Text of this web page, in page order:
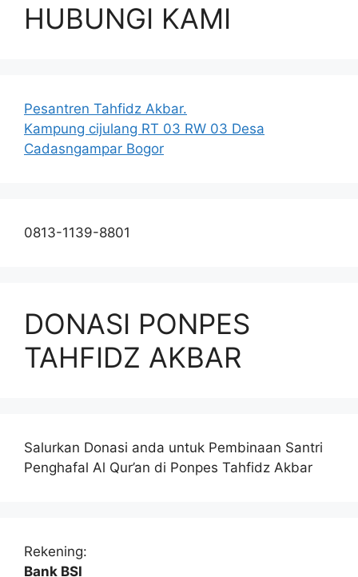
HUBUNGI KAMI
Pesantren Tahfidz Akbar.
Kampung cijulang RT 03 RW 03 Desa
Cadasngampar Bogor
0813-1139-8801
DONASI PONPES
TAHFIDZ AKBAR
Salurkan Donasi anda untuk Pembinaan Santri
Penghafal Al Qur’an di Ponpes Tahfidz Akbar
Rekening:
Bank BSI